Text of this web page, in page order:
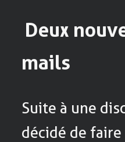
Deux
mails
Suite à une
décidé de